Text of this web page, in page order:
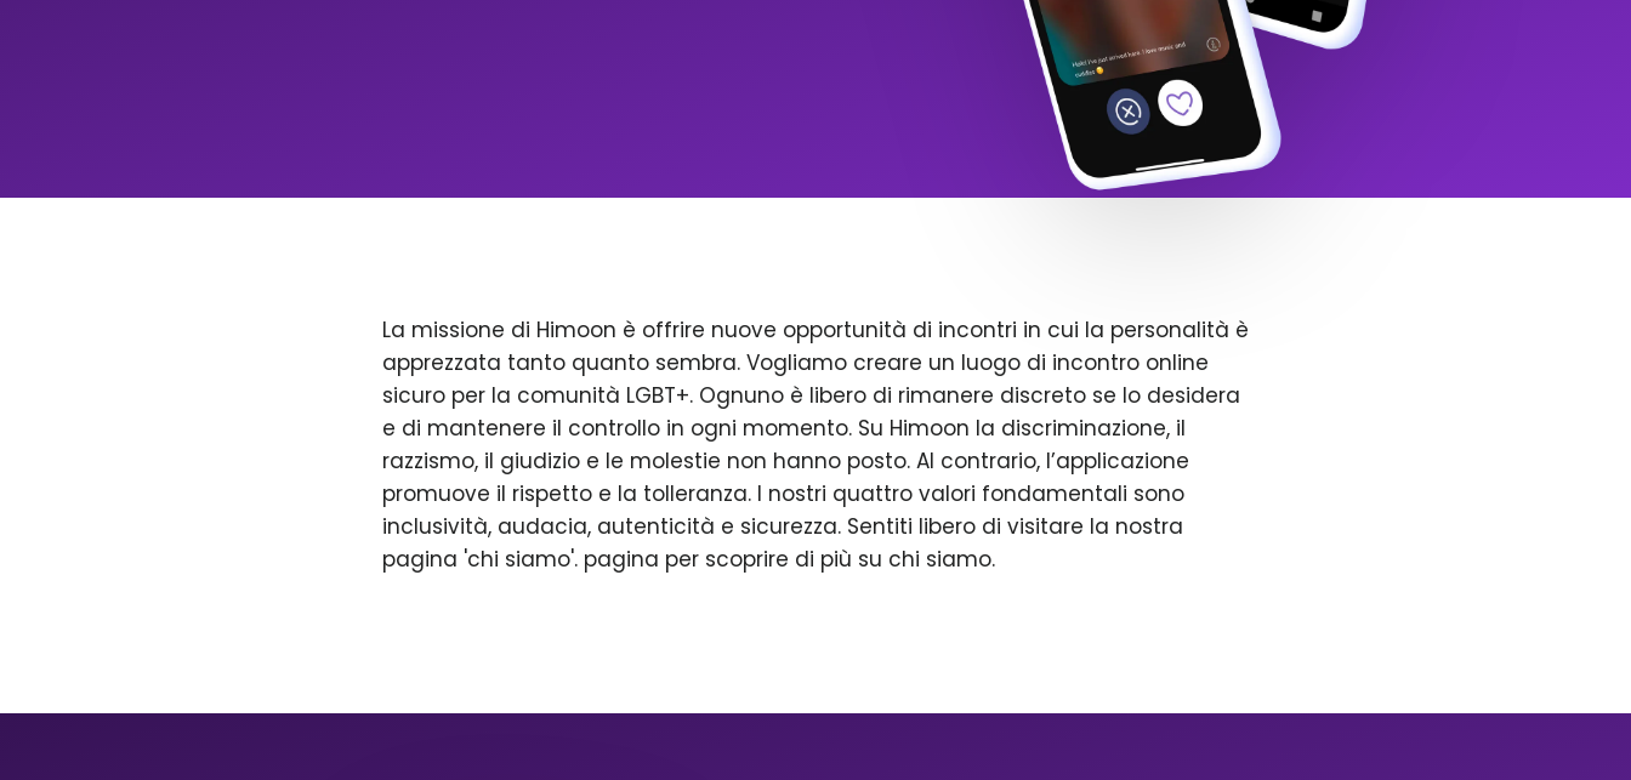
La missione di Himoon è offrire nuove opportunità di incontri in cui la personalità è
apprezzata tanto quanto sembra. Vogliamo creare un luogo di incontro online
sicuro per la comunità LGBT+. Ognuno è libero di rimanere discreto se lo desidera
e di mantenere il controllo in ogni momento. Su Himoon la discriminazione, il
razzismo, il giudizio e le molestie non hanno posto. Al contrario, l’applicazione
promuove il rispetto e la tolleranza. I nostri quattro valori fondamentali sono
inclusività, audacia, autenticità e sicurezza. Sentiti libero di visitare la nostra
pagina 'chi siamo'. pagina per scoprire di più su chi siamo.